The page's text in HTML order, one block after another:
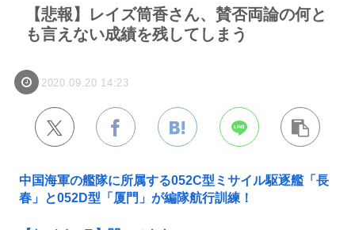
【悲報】レイズ筒香さん、賛否両論の何と
も言えない成績を残してしまう
2020.09.20 14:23
中国海軍の艦隊に所属する052C型ミサイル駆逐艦「長
春」と052D型「厦門」が編隊航行訓練！